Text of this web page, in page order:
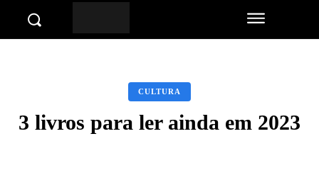
CULTURA
3 livros para ler ainda em 2023